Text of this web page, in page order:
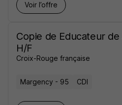
Voir l’offre
Copie de Educateur
H/F
Croix-Rouge française
Margency - 95 CDI